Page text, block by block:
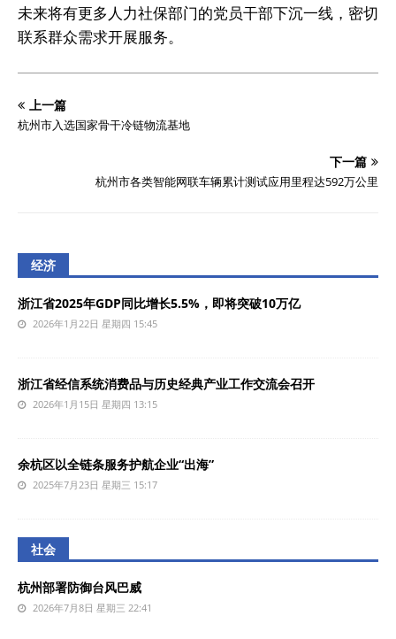
未来将有更多人力社保部门的党员干部下沉一线，密切
联系群众需求开展服务。
上一篇
杭州市入选国家骨干冷链物流基地
下一篇
杭州市各类智能网联车辆累计测试应用里程达592万公里
经济
浙江省2025年GDP同比增长5.5%，即将突破10万亿
2026年1月22日 星期四 15:45
浙江省经信系统消费品与历史经典产业工作交流会召开
2026年1月15日 星期四 13:15
余杭区以全链条服务护航企业“出海”
2025年7月23日 星期三 15:17
社会
杭州部署防御台风巴威
2026年7月8日 星期三 22:41